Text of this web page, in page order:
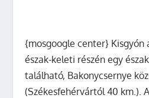
{mosgoogle center} Kisgyón
észak-keleti részén egy
található, Bakonycsernye
(Székesfehérvártól 40 km.).